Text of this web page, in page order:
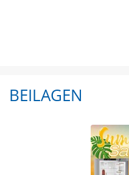
BEILAGEN